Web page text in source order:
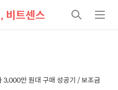
비트센스
검
색
메
뉴
3,000만 원대 구매 성공기 / 보조금